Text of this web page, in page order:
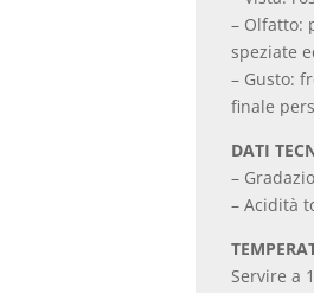
– Olfatto:
speziate
– Gusto:
finale
DATI
–
– Acidità
Servire a